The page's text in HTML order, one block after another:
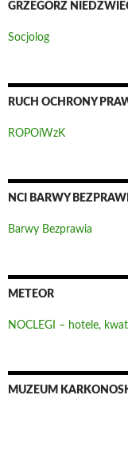
GRZEGORZ
Socjolog
RUCH OCHRONY
ROPOiWzK
NCI BARWY
Barwy Bezprawia
METEOR
NOCLEGI – hotele,
MUZEUM